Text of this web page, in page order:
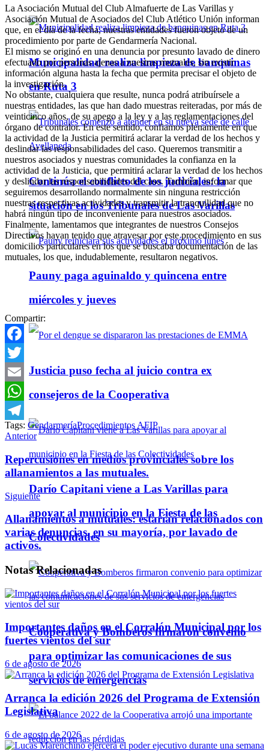
Municipalidad realiza limpieza de banquinas
en Ruta 3
Continúa el conflicto de los judiciales: la
situación en los Tribunales de Las Varillas
Pauny paga aguinaldo y quincena entre
miércoles y jueves
Justicia puso fecha al juicio contra ex
consejeros de la Cooperativa
Darío Capitani viene a Las Varillas para
apoyar al municipio en la Fiesta de las
Colectividades
Cooperativa y Bomberos firmaron convenio
para optimizar las comunicaciones de sus
servicios de emergencias
La Asociación Mutual del Club Almafuerte de Las Varillas y
Asociación Mutual de Asociados del Club Atlético Unión informan
que, en el día de la fecha, nuestras entidades fueron objeto de un
procedimiento por parte de Gendarmería Nacional.
El mismo se originó en una denuncia por presunto lavado de dinero
efectuado por personas ajenas a nuestras mutuales, sin existir
información alguna hasta la fecha que permita precisar el objeto de
la investigación.
No obstante, cualquiera que resulte, nunca podrá atribuírsele a
nuestras entidades, las que han dado muestras reiteradas, por más de
veinticinco años, de su apego a la ley y a las reglamentaciones del
órgano de contralor. En este sentido, confiamos plenamente en que
la actividad de la Justicia permitirá aclarar la verdad de los hechos y
deslindar las responsabilidades del caso. Queremos transmitir a
nuestros asociados y nuestras comunidades la confianza en la
actividad de la Justicia, que permitirá aclarar la verdad de los hechos
y deslindar las responsabilidades del caso. También, informar que
seguiremos desarrollando normalmente sin ninguna restricción
nuestras respectivas actividades y transmitir la tranquilidad que no
habrá ningún tipo de inconveniente para nuestros asociados.
Finalmente, lamentamos que integrantes de nuestros Consejos
Directivos hayan tenido que atravesar por este procedimiento en sus
domicilios particulares en los que se buscaba documentación de las
mutuales, los que, indudablemente, resultaron negativos.
Compartir:
Facebook
Twitter
Email
WhatsApp
Telegram
Tags: GendarmeríaProcedimientos AFIP
Anterior
Repercusiones en medios provinciales sobre los
allanamientos a las mutuales.
Siguiente
Allanamientos a mutuales: estarían relacionados con
varias denuncias, en su mayoría, por lavado de
activos.
NotasRelacionadas
Importantes daños en el Corralón Municipal por los
fuertes vientos del sur
6 de agosto de 2026
Arranca la edición 2026 del Programa de Extensión
Legislativa
6 de agosto de 2026